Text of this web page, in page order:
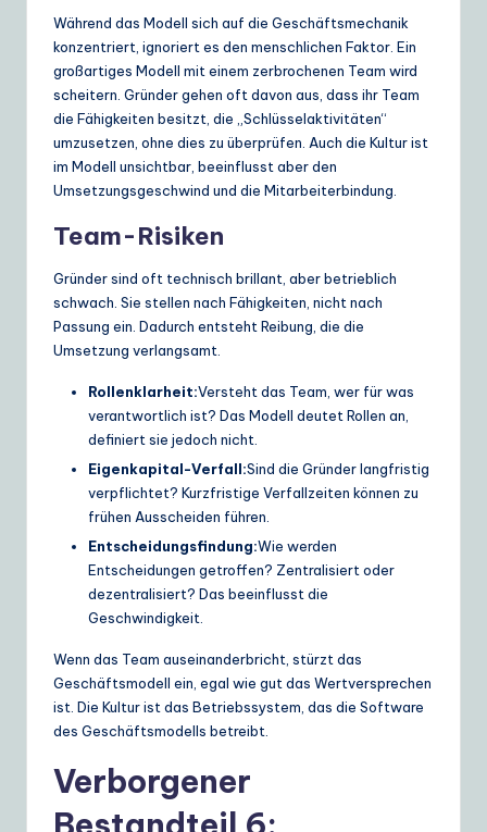
Während das Modell sich auf die Geschäftsmechanik
konzentriert, ignoriert es den menschlichen Faktor. Ein
großartiges Modell mit einem zerbrochenen Team wird
scheitern. Gründer gehen oft davon aus, dass ihr Team
die Fähigkeiten besitzt, die „Schlüsselaktivitäten“
umzusetzen, ohne dies zu überprüfen. Auch die Kultur ist
im Modell unsichtbar, beeinflusst aber den
Umsetzungsgeschwind und die Mitarbeiterbindung.
Team-Risiken
Gründer sind oft technisch brillant, aber betrieblich
schwach. Sie stellen nach Fähigkeiten, nicht nach
Passung ein. Dadurch entsteht Reibung, die die
Umsetzung verlangsamt.
Rollenklarheit:Versteht das Team, wer für was
verantwortlich ist? Das Modell deutet Rollen an,
definiert sie jedoch nicht.
Eigenkapital-Verfall:Sind die Gründer langfristig
verpflichtet? Kurzfristige Verfallzeiten können zu
frühen Ausscheiden führen.
Entscheidungsfindung:Wie werden
Entscheidungen getroffen? Zentralisiert oder
dezentralisiert? Das beeinflusst die
Geschwindigkeit.
Wenn das Team auseinanderbricht, stürzt das
Geschäftsmodell ein, egal wie gut das Wertversprechen
ist. Die Kultur ist das Betriebssystem, das die Software
des Geschäftsmodells betreibt.
Verborgener